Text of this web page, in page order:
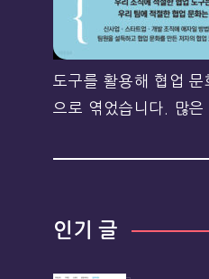
도구를 활용해 협업
으로 엮었습니다. 많
인기 글